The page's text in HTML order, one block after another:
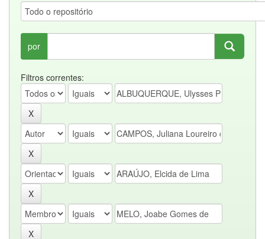
por
Filtros correntes: